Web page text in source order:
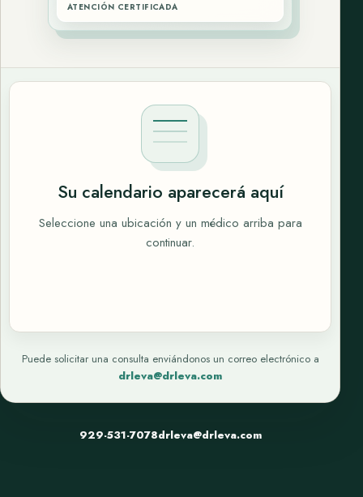
ATENCIÓN CERTIFICADA
Su calendario aparecerá aquí
Seleccione una ubicación y un médico arriba para
continuar.
Puede solicitar una consulta enviándonos un correo electrónico a
drleva@drleva.com
929-531-7078drleva@drleva.com